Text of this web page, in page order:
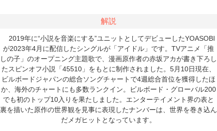
解説
2019年に“小説を音楽にする”ユニットとしてデビューしたYOASOBI
が2023年4月に配信したシングルが「アイドル」です。TVアニメ「推
しの子」のオープニング主題歌で、漫画原作者の赤坂アカが書き下ろし
たスピンオフ小説「45510」をもとに制作されました。5月10日現在、
ビルボードジャパンの総合ソングチャートで4週総合首位を獲得したほ
か、海外のチャートにも多数ランクイン。ビルボード・グローバル200
でも初のトップ10入りを果たしました。エンターテイメント界の表と
裏を描いた原作の世界観を見事に表現したナンバーは、世界を巻き込ん
だメガヒットとなっています。